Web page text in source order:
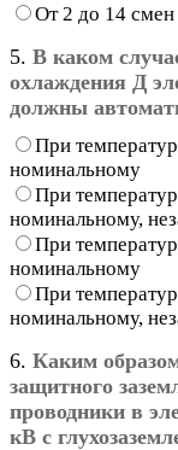
От 2 до 14 смен
5. В каком
охлаждения Д
должны
При
номинальному
При
номинальному,
При
номинальному
При
номинальному,
6. Каким
защитного
проводники в
кВ с